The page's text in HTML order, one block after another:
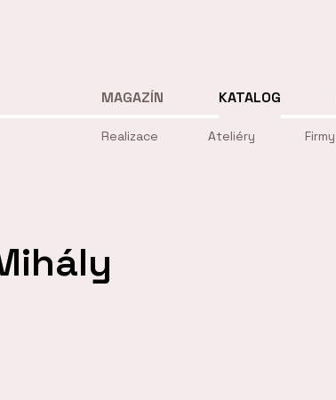
MAGAZÍN KATALOG
Realizace Ateliéry Firmy